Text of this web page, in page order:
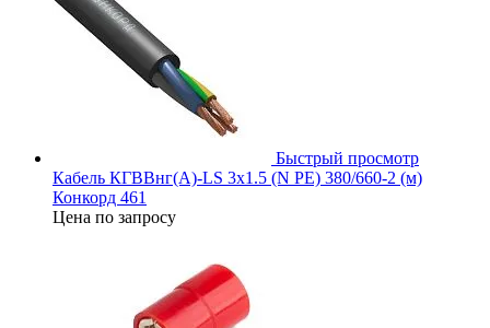
Быстрый просмотр
Кабель КГВВнг(А)-LS 3х1.5 (N PE) 380/660-2 (м)
Конкорд 461
Цена по запросу